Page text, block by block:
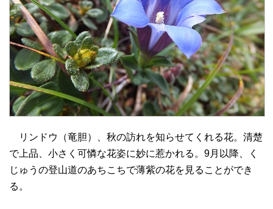
リンドウ（竜胆）、秋の訪れを知らせてくれる花。清楚
で上品、小さく可憐な花姿に妙に惹かれる。9月以降、く
じゅうの登山道のあちこちで薄紫の花を見ることができ
る。